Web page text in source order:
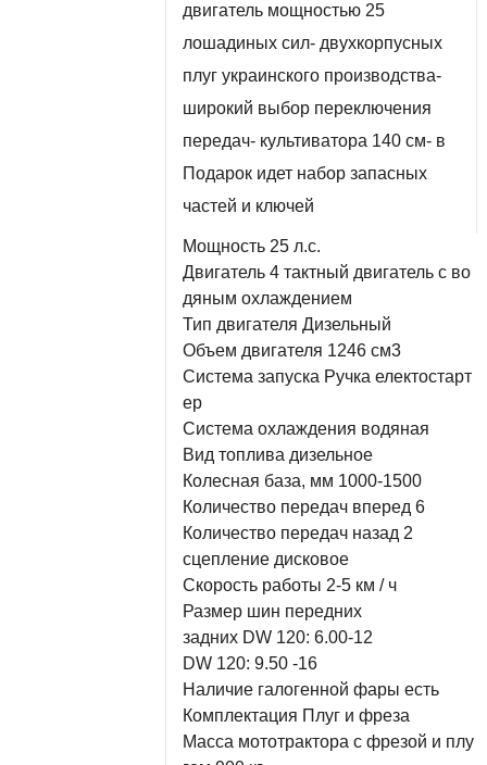
двигатель мощностью 25
лошадиных сил- двухкорпусных
плуг украинского производства-
широкий выбор переключения
передач- культиватора 140 см- в
Подарок идет набор запасных
частей и ключей
Мощность 25 л.с.
Двигатель 4 тактный двигатель с во
дяным охлаждением
Тип двигателя Дизельный
Объем двигателя 1246 см3
Система запуска Ручка електостарт
ер
Система охлаждения водяная
Вид топлива дизельное
Колесная база, мм 1000-1500
Количество передач вперед 6
Количество передач назад 2
сцепление дисковое
Скорость работы 2-5 км / ч
Размер шин передних
задних DW 120: 6.00-12
DW 120: 9.50 -16
Наличие галогенной фары есть
Комплектация Плуг и фреза
Масса мототрактора с фрезой и плу